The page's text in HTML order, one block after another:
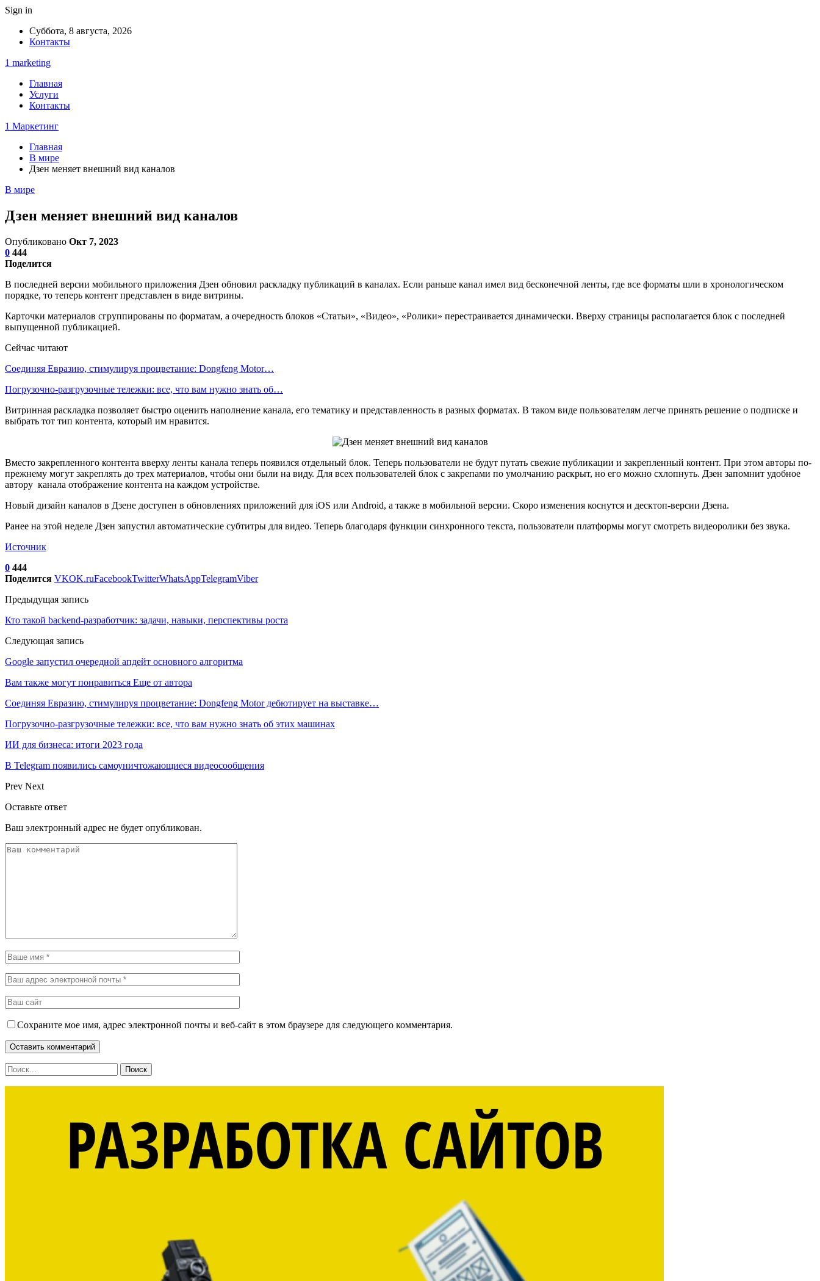
Sign in
Суббота, 8 августа, 2026
Контакты
1 marketing
Главная
Услуги
Контакты
1 Маркетинг
Главная
В мире
Дзен меняет внешний вид каналов
В мире
Дзен меняет внешний вид каналов
Опубликовано Окт 7, 2023
0 444
Поделится
В последней версии мобильного приложения Дзен обновил раскладку публикаций в каналах. Если раньше канал имел вид бесконечной ленты, где все форматы шли в хронологическом
порядке, то теперь контент представлен в виде витрины.
Карточки материалов сгруппированы по форматам, а очередность блоков «Статьи», «Видео», «Ролики» перестраивается динамически. Вверху страницы располагается блок с последней
выпущенной публикацией.
Сейчас читают
Соединяя Евразию, стимулируя процветание: Dongfeng Motor…
Погрузочно-разгрузочные тележки: все, что вам нужно знать об…
Витринная раскладка позволяет быстро оценить наполнение канала, его тематику и представленность в разных форматах. В таком виде пользователям легче принять решение о подписке и
выбрать тот тип контента, который им нравится.
Вместо закрепленного контента вверху ленты канала теперь появился отдельный блок. Теперь пользователи не будут путать свежие публикации и закрепленный контент. При этом авторы по-
прежнему могут закреплять до трех материалов, чтобы они были на виду. Для всех пользователей блок с закрепами по умолчанию раскрыт, но его можно схлопнуть. Дзен запомнит удобное
автору канала отображение контента на каждом устройстве.
Новый дизайн каналов в Дзене доступен в обновлениях приложений для iOS или Android, а также в мобильной версии. Скоро изменения коснутся и десктоп-версии Дзена.
Ранее на этой неделе Дзен запустил автоматические субтитры для видео. Теперь благодаря функции синхронного текста, пользователи платформы могут смотреть видеоролики без звука.
Источник
0 444
Поделится VKOK.ruFacebookTwitterWhatsAppTelegramViber
Предыдущая запись
Кто такой backend-разработчик: задачи, навыки, перспективы роста
Следующая запись
Google запустил очередной апдейт основного алгоритма
Вам также могут понравиться Еще от автора
Соединяя Евразию, стимулируя процветание: Dongfeng Motor дебютирует на выставке…
Погрузочно-разгрузочные тележки: все, что вам нужно знать об этих машинах
ИИ для бизнеса: итоги 2023 года
В Telegram появились самоуничтожающиеся видеосообщения
Prev Next
Оставьте ответ
Ваш электронный адрес не будет опубликован.
Сохраните мое имя, адрес электронной почты и веб-сайт в этом браузере для следующего комментария.